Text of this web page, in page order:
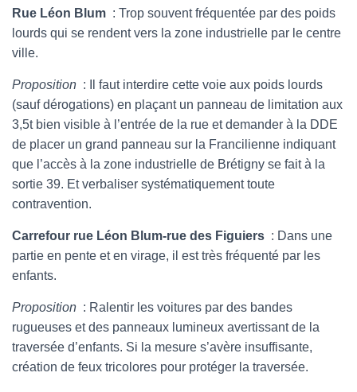
Rue Léon Blum : Trop souvent fréquentée par des poids
lourds qui se rendent vers la zone industrielle par le centre
ville.
Proposition : Il faut interdire cette voie aux poids lourds
(sauf dérogations) en plaçant un panneau de limitation aux
3,5t bien visible à l’entrée de la rue et demander à la DDE
de placer un grand panneau sur la Francilienne indiquant
que l’accès à la zone industrielle de Brétigny se fait à la
sortie 39. Et verbaliser systématiquement toute
contravention.
Carrefour rue Léon Blum-rue des Figuiers : Dans une
partie en pente et en virage, il est très fréquenté par les
enfants.
Proposition : Ralentir les voitures par des bandes
rugueuses et des panneaux lumineux avertissant de la
traversée d’enfants. Si la mesure s’avère insuffisante,
création de feux tricolores pour protéger la traversée.